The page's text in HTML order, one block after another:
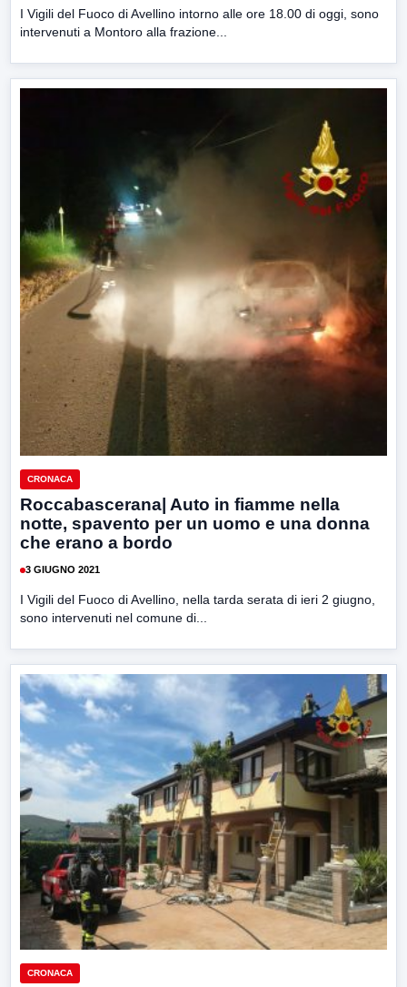
I Vigili del Fuoco di Avellino intorno alle ore 18.00 di oggi, sono
intervenuti a Montoro alla frazione...
CRONACA
Roccabascerana| Auto in fiamme nella
notte, spavento per un uomo e una donna
che erano a bordo
3 GIUGNO 2021
I Vigili del Fuoco di Avellino, nella tarda serata di ieri 2 giugno,
sono intervenuti nel comune di...
CRONACA